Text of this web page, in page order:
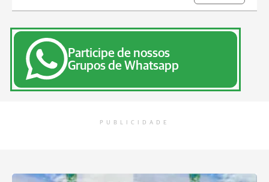
Participe de nossos
Grupos de Whatsapp
PUBLICIDADE